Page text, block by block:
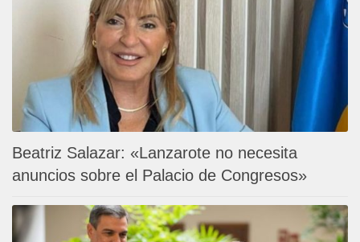
Beatriz Salazar: «Lanzarote no necesita
anuncios sobre el Palacio de Congresos»